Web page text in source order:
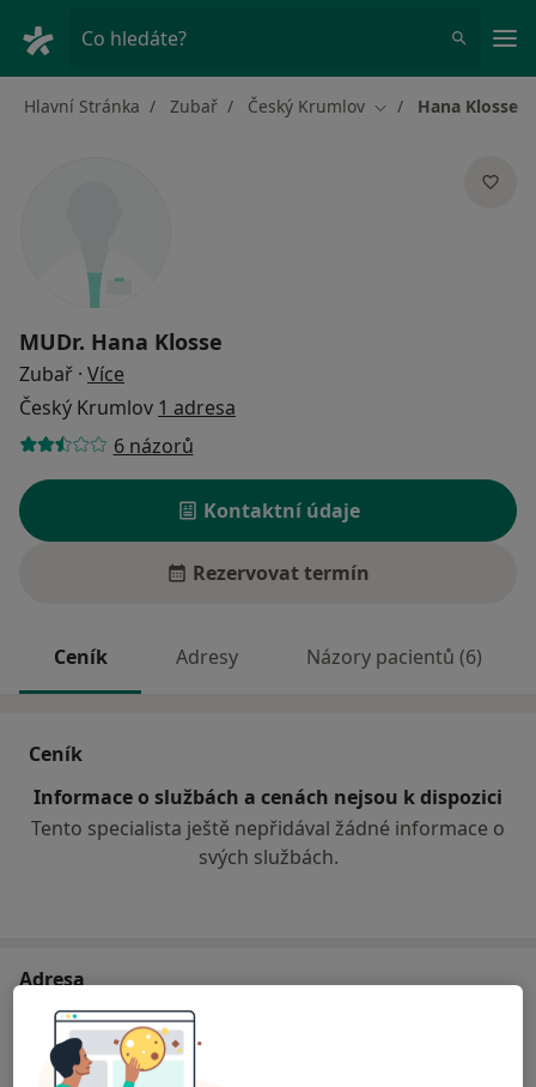
Co hledáte?
Hlavní Stránka Zubař Český Krumlov Změna města
Hana Klosse
MUDr. Hana Klosse
Zubař · Více
Český Krumlov 1 adresa
6 názorů
Kontaktní údaje
Rezervovat termín
Ceník Adresy Názory pacientů (6)
Ceník
Informace o službách a cenách nejsou k dispozici
Tento specialista ještě nepřidával žádné informace o
svých službách.
Adresa
Zubní ordinace
Nad Nemocnicí 153,